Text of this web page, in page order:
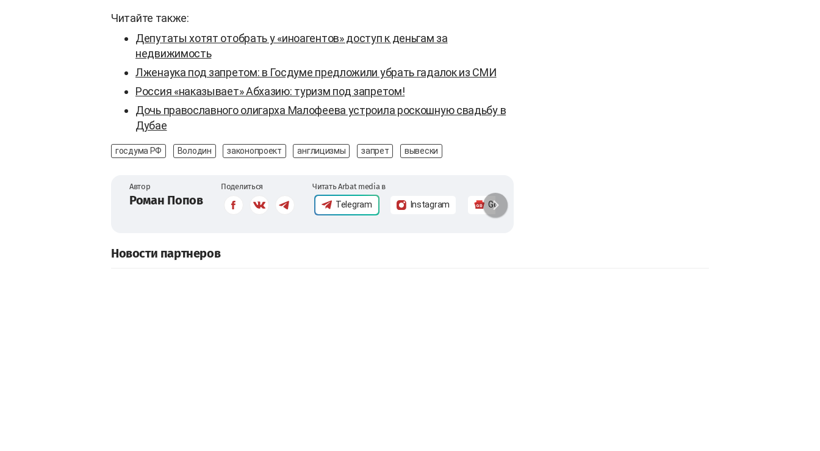
Читайте также:
Депутаты хотят отобрать у «иноагентов» доступ к деньгам за
недвижимость
Лженаука под запретом: в Госдуме предложили убрать гадалок из СМИ
Россия «наказывает» Абхазию: туризм под запретом!
Дочь православного олигарха Малофеева устроила роскошную свадьбу в
Дубае
госдума РФ Володин законопроект англицизмы запрет вывески
Автор
Роман Попов
Поделиться Читать Arbat media в
Telegram Instagram Google News
Новости партнеров